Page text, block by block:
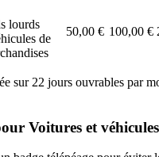
lourds
de
50,00 € 100,00 €
sur 22 jours ouvrables par
Voitures et